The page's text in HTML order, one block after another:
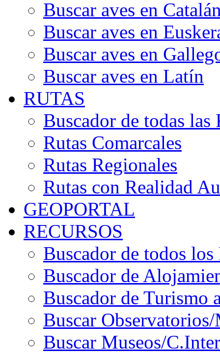
Buscar aves en
Buscar aves en
Buscar aves en
Buscar aves en Latín
RUTAS
Buscador de todas las
Rutas Comarcales
Rutas Regionales
Rutas con Realidad
GEOPORTAL
RECURSOS
Buscador de todos los
Buscador de
Buscador de Turismo
Buscar
Buscar Museos/